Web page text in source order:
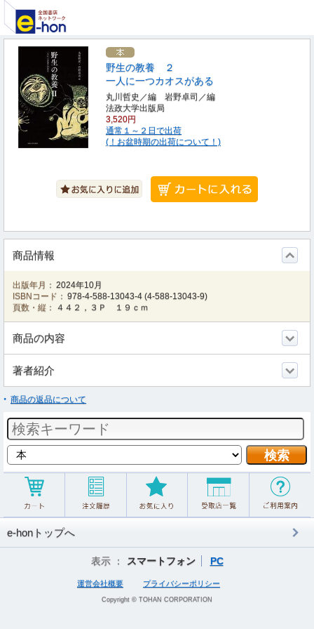
野生の教養 ２
一人に一つカオスがある
丸川哲史／編 岩野卓司／編
法政大学出版局
3,520円
通常１～２日で出荷
(！お盆時期の出荷について！)
商品情報
出版年月： 2024年10月
ISBNコード： 978-4-588-13043-4 (4-588-13043-9)
頁数・縦：
４４２，３Ｐ １９ｃｍ
商品の内容
著者紹介
商品の返品について
e-honトップへ
表示 ： スマートフォン PC
運営会社概要 プライバシーポリシー
Copyright © TOHAN CORPORATION